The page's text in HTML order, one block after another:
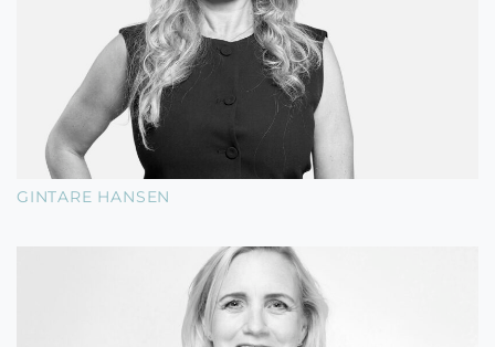
GINTARE HANSEN